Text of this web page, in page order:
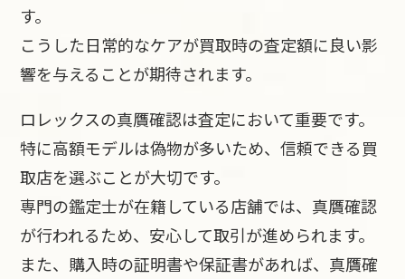
す。
こうした日常的なケアが買取時の査定額に良い影
響を与えることが期待されます。
ロレックスの真贋確認は査定において重要です。
特に高額モデルは偽物が多いため、信頼できる買
取店を選ぶことが大切です。
専門の鑑定士が在籍している店舗では、真贋確認
が行われるため、安心して取引が進められます。
また、購入時の証明書や保証書があれば、真贋確